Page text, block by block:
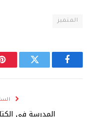
المتميز
فيسبوك تويتر